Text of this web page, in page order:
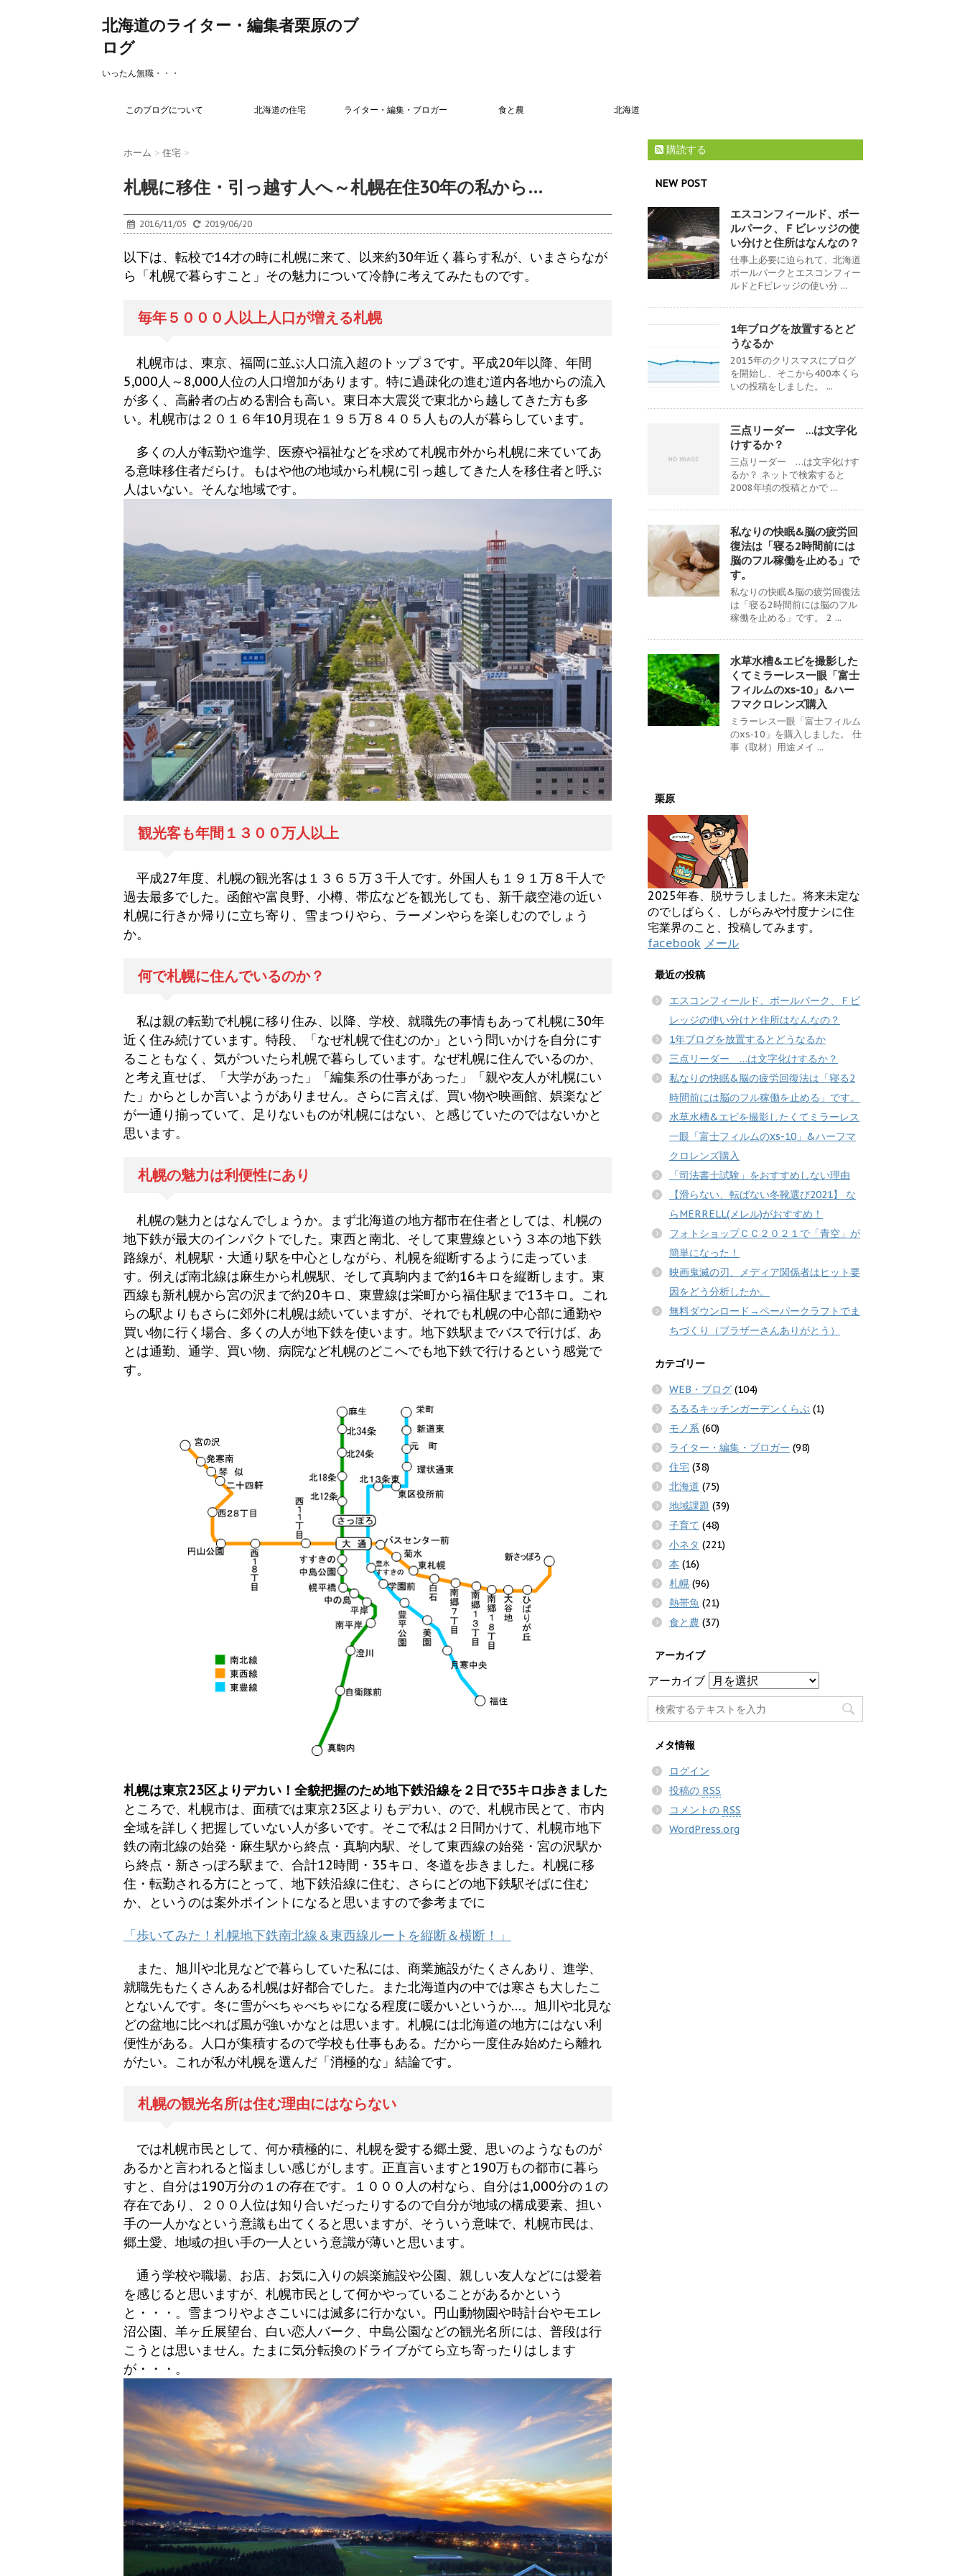
北海道のライター・編集者栗原のブ
ログ
いったん無職・・・
このブログについて 北海道の住宅 ライター・編集・ブロガー 食と農 北海道
ホーム > 住宅 >
札幌に移住・引っ越す人へ～札幌在住30年の私から…
2016/11/05 2019/06/20
以下は、転校で14才の時に札幌に来て、以来約30年近く暮らす私が、いまさらなが
ら「札幌で暮らすこと」その魅力について冷静に考えてみたものです。
毎年５０００人以上人口が増える札幌
札幌市は、東京、福岡に並ぶ人口流入超のトップ３です。平成20年以降、年間
5,000人～8,000人位の人口増加があります。特に過疎化の進む道内各地からの流入
が多く、高齢者の占める割合も高い。東日本大震災で東北から越してきた方も多
い。札幌市は２０１６年10月現在１９５万８４０５人もの人が暮らしています。
多くの人が転勤や進学、医療や福祉などを求めて札幌市外から札幌に来ていてあ
る意味移住者だらけ。もはや他の地域から札幌に引っ越してきた人を移住者と呼ぶ
人はいない。そんな地域です。
観光客も年間１３００万人以上
平成27年度、札幌の観光客は１３６５万３千人です。外国人も１９１万８千人で
過去最多でした。函館や富良野、小樽、帯広などを観光しても、新千歳空港の近い
札幌に行きか帰りに立ち寄り、雪まつりやら、ラーメンやらを楽しむのでしょう
か。
何で札幌に住んでいるのか？
私は親の転勤で札幌に移り住み、以降、学校、就職先の事情もあって札幌に30年
近く住み続けています。特段、「なぜ札幌で住むのか」という問いかけを自分にす
ることもなく、気がついたら札幌で暮らしています。なぜ札幌に住んでいるのか、
と考え直せば、「大学があった」「編集系の仕事があった」「親や友人が札幌にい
た」からとしか言いようがありません。さらに言えば、買い物や映画館、娯楽など
が一通り揃っていて、足りないものが札幌にはない、と感じていたのではないかと
思います。
札幌の魅力は利便性にあり
札幌の魅力とはなんでしょうか。まず北海道の地方都市在住者としては、札幌の
地下鉄が最大のインパクトでした。東西と南北、そして東豊線という３本の地下鉄
路線が、札幌駅・大通り駅を中心としながら、札幌を縦断するように走っていま
す。例えば南北線は麻生から札幌駅、そして真駒内まで約16キロを縦断します。東
西線も新札幌から宮の沢まで約20キロ、東豊線は栄町から福住駅まで13キロ。これ
らの駅よりもさらに郊外に札幌は続いていますが、それでも札幌の中心部に通勤や
買い物に行く場合、多くの人が地下鉄を使います。地下鉄駅までバスで行けば、あ
とは通勤、通学、買い物、病院など札幌のどこへでも地下鉄で行けるという感覚で
す。
札幌は東京23区よりデカい！全貌把握のため地下鉄沿線を２日で35キロ歩きました
ところで、札幌市は、面積では東京23区よりもデカい、ので、札幌市民とて、市内
全域を詳しく把握していない人が多いです。そこで私は２日間かけて、札幌市地下
鉄の南北線の始発・麻生駅から終点・真駒内駅、そして東西線の始発・宮の沢駅か
ら終点・新さっぽろ駅まで、合計12時間・35キロ、冬道を歩きました。札幌に移
住・転勤される方にとって、地下鉄沿線に住む、さらにどの地下鉄駅そばに住む
か、というのは案外ポイントになると思いますので参考までに
「歩いてみた！札幌地下鉄南北線＆東西線ルートを縦断＆横断！」
また、旭川や北見などで暮らしていた私には、商業施設がたくさんあり、進学、
就職先もたくさんある札幌は好都合でした。また北海道内の中では寒さも大したこ
とないんです。冬に雪がべちゃべちゃになる程度に暖かいというか…。旭川や北見な
どの盆地に比べれば風が強いかなとは思います。札幌には北海道の地方にはない利
便性がある。人口が集積するので学校も仕事もある。だから一度住み始めたら離れ
がたい。これが私が札幌を選んだ「消極的な」結論です。
札幌の観光名所は住む理由にはならない
では札幌市民として、何か積極的に、札幌を愛する郷土愛、思いのようなものが
あるかと言われると悩ましい感じがします。正直言いますと190万もの都市に暮ら
すと、自分は190万分の１の存在です。１０００人の村なら、自分は1,000分の１の
存在であり、２００人位は知り合いだったりするので自分が地域の構成要素、担い
手の一人かなという意識も出てくると思いますが、そういう意味で、札幌市民は、
郷土愛、地域の担い手の一人という意識が薄いと思います。
通う学校や職場、お店、お気に入りの娯楽施設や公園、親しい友人などには愛着
を感じると思いますが、札幌市民として何かやっていることがあるかという
と・・・。雪まつりやよさこいには滅多に行かない。円山動物園や時計台やモエレ
沼公園、羊ヶ丘展望台、白い恋人バーク、中島公園などの観光名所には、普段は行
こうとは思いません。たまに気分転換のドライブがてら立ち寄ったりはします
が・・・。
購読する
NEW POST
エスコンフィールド、ボー
ルパーク、Ｆビレッジの使
い分けと住所はなんなの？
仕事上必要に迫られて、北海道
ボールパークとエスコンフィー
ルドとFビレッジの使い分 ...
1年ブログを放置するとど
うなるか
2015年のクリスマスにブログ
を開始し、そこから400本くら
いの投稿をしました。 ...
三点リーダー …は文字化
けするか？
三点リーダー …は文字化けす
るか？ ネットで検索すると
2008年頃の投稿とかで ...
私なりの快眠&脳の疲労回
復法は「寝る2時間前には
脳のフル稼働を止める」で
す。
私なりの快眠&脳の疲労回復法
は「寝る2時間前には脳のフル
稼働を止める」です。 2 ...
水草水槽&エビを撮影した
くてミラーレス一眼「富士
フィルムのxs-10」&ハー
フマクロレンズ購入
ミラーレス一眼「富士フィルム
のxs-10」を購入しました。 仕
事（取材）用途メイ ...
栗原
2025年春、脱サラしました。将来未定な
のでしばらく、しがらみや忖度ナシに住
宅業界のこと、投稿してみます。
facebook メール
最近の投稿
エスコンフィールド、ボールパーク、Ｆビ
レッジの使い分けと住所はなんなの？
1年ブログを放置するとどうなるか
三点リーダー …は文字化けするか？
私なりの快眠&脳の疲労回復法は「寝る2
時間前には脳のフル稼働を止める」です。
水草水槽&エビを撮影したくてミラーレス
一眼「富士フィルムのxs-10」&ハーフマ
クロレンズ購入
「司法書士試験」をおすすめしない理由
【滑らない、転ばない冬靴選び2021】 な
らMERRELL(メレル)がおすすめ！
フォトショップＣＣ２０２１で「青空」が
簡単になった！
映画鬼滅の刃、メディア関係者はヒット要
因をどう分析したか。
無料ダウンロード→ペーパークラフトでま
ちづくり（ブラザーさんありがとう）
カテゴリー
WEB・ブログ (104)
るるるキッチンガーデンくらぶ (1)
モノ系 (60)
ライター・編集・ブロガー (98)
住宅 (38)
北海道 (75)
地域課題 (39)
子育て (48)
小ネタ (221)
本 (16)
札幌 (96)
熱帯魚 (21)
食と農 (37)
アーカイブ
アーカイブ
メタ情報
ログイン
投稿の RSS
コメントの RSS
WordPress.org